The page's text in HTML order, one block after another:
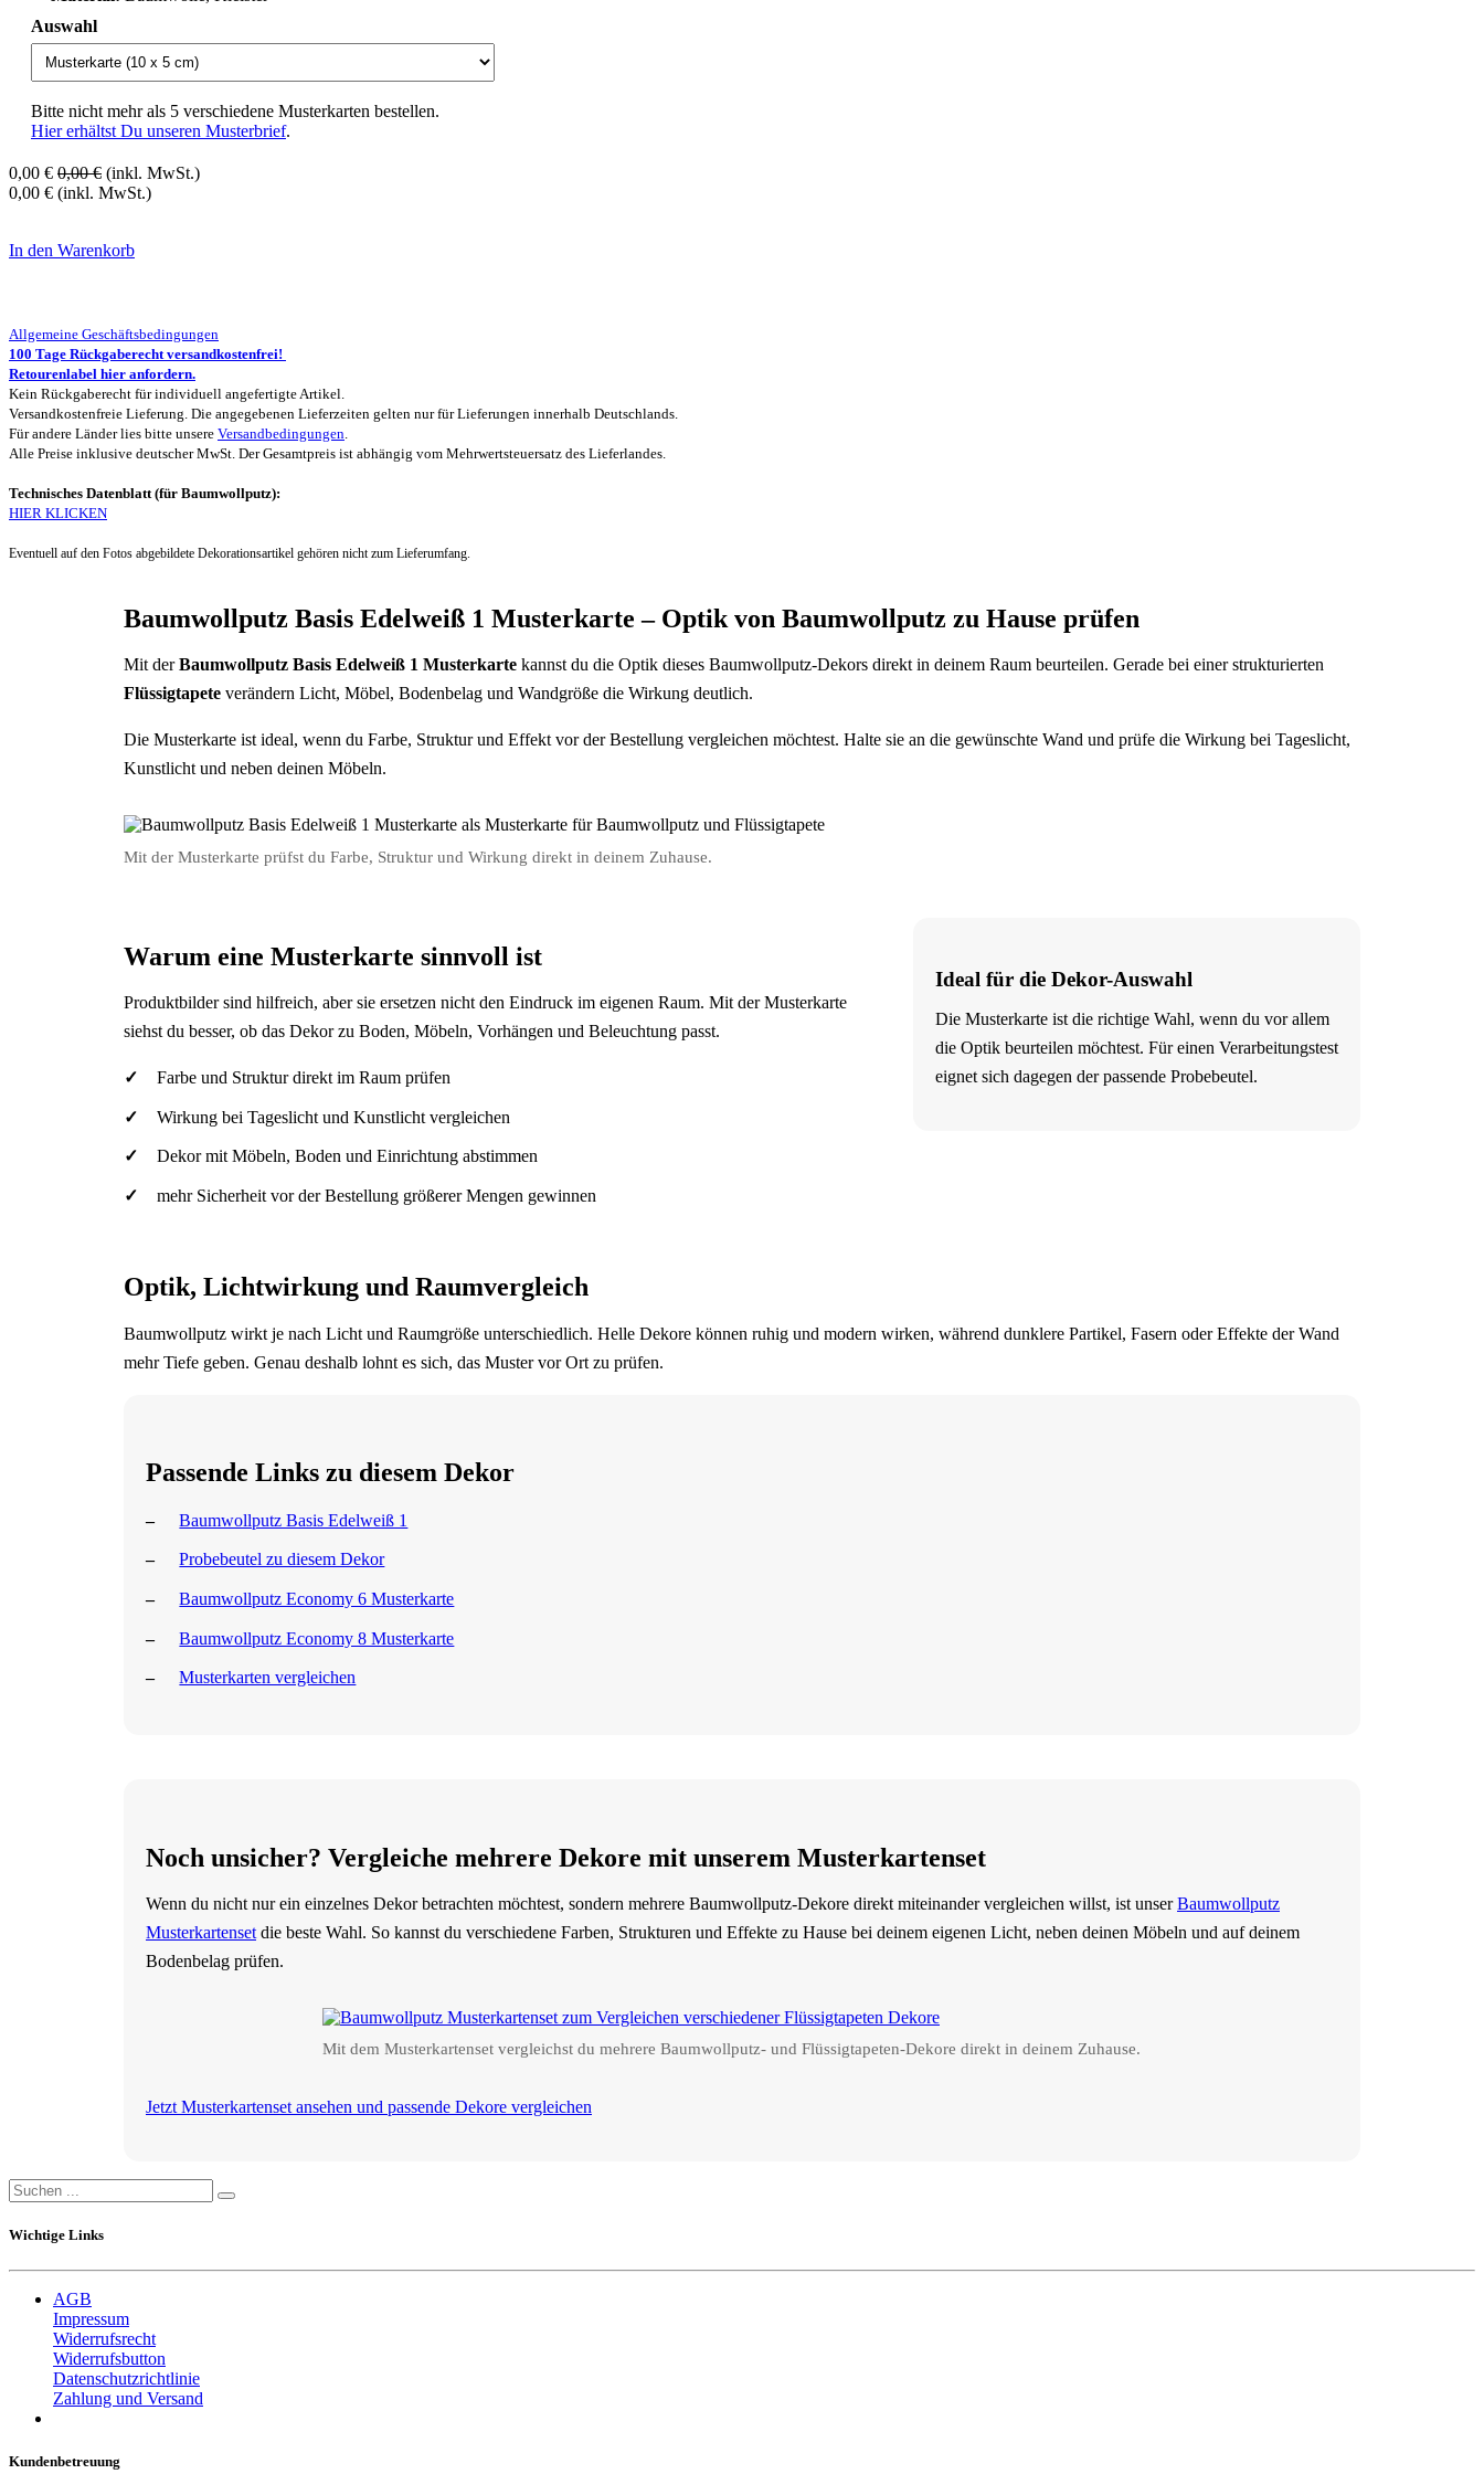
Auswahl
Bitte nicht mehr als 5 verschiedene Musterkarten bestellen.
Hier erhältst Du unseren Musterbrief.
0,00 € 0,00€ (inkl. MwSt.)
0,00 € (inkl. MwSt.)
In den Warenkorb
Allgemeine Geschäftsbedingungen
100 Tage Rückgaberecht versandkostenfrei!
Retourenlabel hier anfordern.
Kein Rückgaberecht für individuell angefertigte Artikel.
Versandkostenfreie Lieferung. Die angegebenen Lieferzeiten gelten nur für Lieferungen innerhalb Deutschlands.
Für andere Länder lies bitte unsere Versandbedingungen.
Alle Preise inklusive deutscher MwSt. Der Gesamtpreis ist abhängig vom Mehrwertsteuersatz des Lieferlandes.
Technisches Datenblatt (für Baumwollputz):
HIER KLICKEN
Eventuell auf den Fotos abgebildete Dekorationsartikel gehören nicht zum Lieferumfang.
Baumwollputz Basis Edelweiß 1 Musterkarte – Optik von Baumwollputz zu Hause prüfen
Mit derBaumwollputz Basis Edelweiß 1 Musterkarte kannst du die Optik dieses Baumwollputz-Dekors direkt in deinem Raum beurteilen. Gerade bei einer strukturierten
Flüssigtapete verändern Licht, Möbel, Bodenbelag und Wandgröße die Wirkung deutlich.
Die Musterkarte ist ideal, wenn du Farbe, Struktur und Effekt vor der Bestellung vergleichen möchtest. Halte sie an die gewünschte Wand und prüfe die Wirkung bei Tageslicht,
Kunstlicht und neben deinen Möbeln.
Mit der Musterkarte prüfst du Farbe, Struktur und Wirkung direkt in deinem Zuhause.
Warum eine Musterkarte sinnvoll ist
Produktbilder sind hilfreich, aber sie ersetzen nicht den Eindruck im eigenen Raum. Mit der Musterkarte
siehst du besser, ob das Dekor zu Boden, Möbeln, Vorhängen und Beleuchtung passt.
Farbe und Struktur direkt im Raum prüfen
Wirkung bei Tageslicht und Kunstlicht vergleichen
Dekor mit Möbeln, Boden und Einrichtung abstimmen
mehr Sicherheit vor der Bestellung größerer Mengen gewinnen
Ideal für die Dekor-Auswahl
Die Musterkarte ist die richtige Wahl, wenn du vor allem
die Optik beurteilen möchtest. Für einen Verarbeitungstest
eignet sich dagegen der passende Probebeutel.
Optik, Lichtwirkung und Raumvergleich
Baumwollputz wirkt je nach Licht und Raumgröße unterschiedlich. Helle Dekore können ruhig und modern wirken, während dunklere Partikel, Fasern oder Effekte der Wand
mehr Tiefe geben. Genau deshalb lohnt es sich, das Muster vor Ort zu prüfen.
Passende Links zu diesem Dekor
Baumwollputz Basis Edelweiß 1
Probebeutel zu diesem Dekor
Baumwollputz Economy 6 Musterkarte
Baumwollputz Economy 8 Musterkarte
Musterkarten vergleichen
Noch unsicher? Vergleiche mehrere Dekore mit unserem Musterkartenset
Wenn du nicht nur ein einzelnes Dekor betrachten möchtest, sondern mehrere Baumwollputz-Dekore direkt miteinander vergleichen willst, ist unserBaumwollputz
Musterkartenset die beste Wahl. So kannst du verschiedene Farben, Strukturen und Effekte zu Hause bei deinem eigenen Licht, neben deinen Möbeln und auf deinem
Bodenbelag prüfen.
Mit dem Musterkartenset vergleichst du mehrere Baumwollputz- und Flüssigtapeten-Dekore direkt in deinem Zuhause.
Jetzt Musterkartenset ansehen und passende Dekore vergleichen
Wichtige Links
AGB
Impressum
Widerrufsrecht
Widerrufsbutton
Datenschutzrichtlinie
Zahlung und Versand
Kundenbetreuung